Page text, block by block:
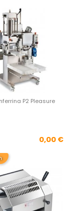
P2 Pleasure
0,00 €